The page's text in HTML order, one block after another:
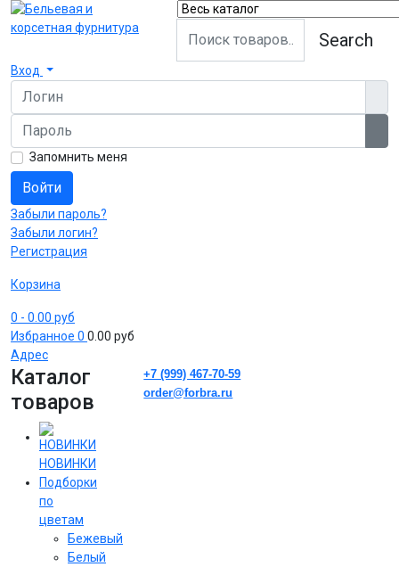
Search
Вход
Логин
Пароль
Запомнить меня
Войти
Забыли пароль?
Забыли логин?
Регистрация
Корзина
0 - 0.00 руб
Избранное 0 0.00 руб
Адрес
Каталог
товаров
НОВИНКИ
Подборки
по
цветам
Бежевый
Белый
+7 (999) 467-70-59
order@forbra.ru